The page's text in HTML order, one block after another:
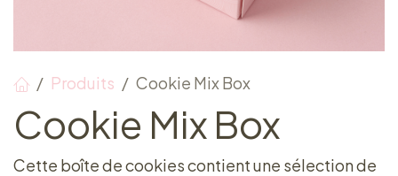
Produits Cookie Mix Box
Cookie Mix Box
Cette boîte de cookies contient une sélection de